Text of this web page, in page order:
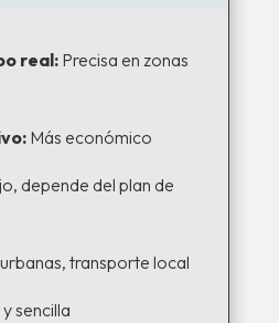
real:Precisa en zonas
Más económico
depende del plan de
transporte local
sencilla